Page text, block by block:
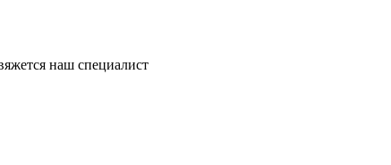
наш специалист